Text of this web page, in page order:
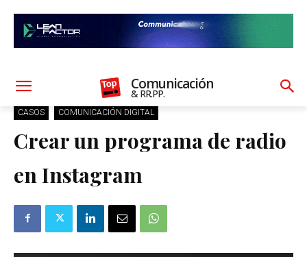
Comunicación
& RR.PP.
CASOS COMUNICACIÓN DIGITAL
Crear un programa de radio
en Instagram